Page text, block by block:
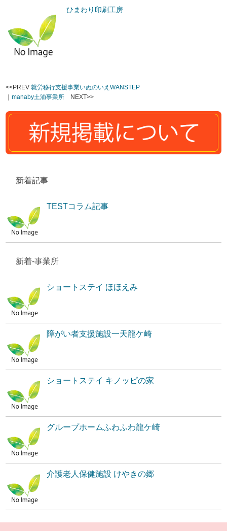
ひまわり印刷工房
<<PREV就労移行支援事業いぬのいえWANSTEP
｜manaby土浦事業所 NEXT>>
新着記事
TESTコラム記事
新着-事業所
ショートステイ ほほえみ
障がい者支援施設一天龍ケ崎
ショートステイ キノッピの家
グループホームふわふわ龍ケ崎
介護老人保健施設 けやきの郷